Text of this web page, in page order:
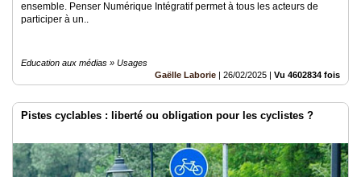
ensemble. Penser Numérique Intégratif permet à tous les acteurs de
participer à un..
Education aux médias » Usages
Gaëlle Laborie | 26/02/2025 | Vu 4602834 fois
Pistes cyclables : liberté ou obligation pour les cyclistes ?